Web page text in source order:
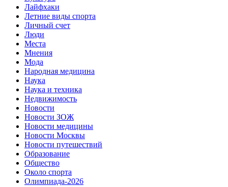
Лайфхаки
Летние виды спорта
Личный счет
Люди
Места
Мнения
Мода
Народная медицина
Наука
Наука и техника
Недвижимость
Новости
Новости ЗОЖ
Новости медицины
Новости Москвы
Новости путешествий
Образование
Общество
Около спорта
Олимпиада-2026